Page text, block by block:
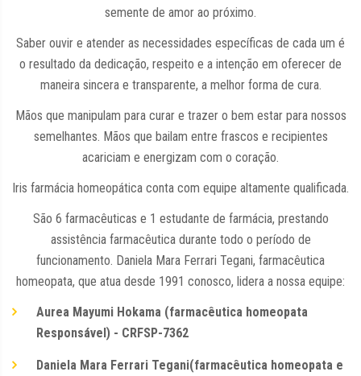
semente de amor ao próximo.
Saber ouvir e atender as necessidades específicas de cada um é
o resultado da dedicação, respeito e a intenção em oferecer de
maneira sincera e transparente, a melhor forma de cura.
Mãos que manipulam para curar e trazer o bem estar para nossos
semelhantes. Mãos que bailam entre frascos e recipientes
acariciam e energizam com o coração.
Iris farmácia homeopática conta com equipe altamente qualificada.
São 6 farmacêuticas e 1 estudante de farmácia, prestando
assistência farmacêutica durante todo o período de
funcionamento. Daniela Mara Ferrari Tegani, farmacêutica
homeopata, que atua desde 1991 conosco, lidera a nossa equipe:
Aurea Mayumi Hokama (farmacêutica homeopata
Responsável) - CRFSP-7362
Daniela Mara Ferrari Tegani(farmacêutica homeopata e